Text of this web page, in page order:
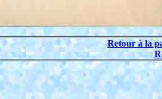
Retour à la